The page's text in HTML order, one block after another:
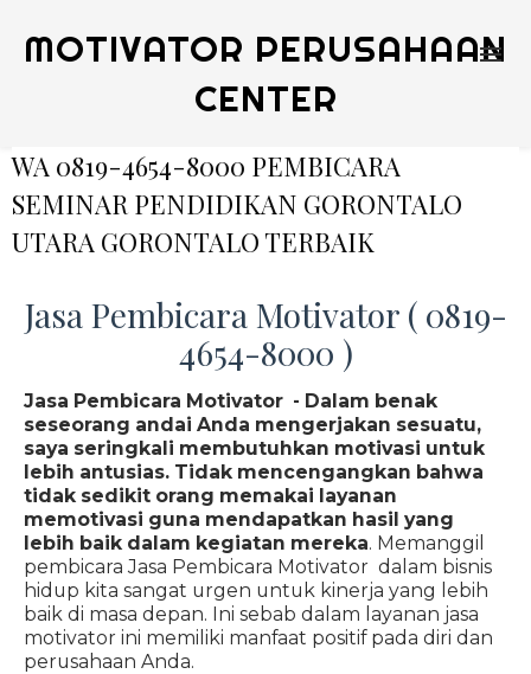
MOTIVATOR PERUSAHAAN
CENTER
WA 0819-4654-8000 PEMBICARA
SEMINAR PENDIDIKAN GORONTALO
UTARA GORONTALO TERBAIK
Jasa Pembicara Motivator ( 0819-
4654-8000 )
Jasa Pembicara Motivator - Dalam benak
seseorang andai Anda mengerjakan sesuatu,
saya seringkali membutuhkan motivasi untuk
lebih antusias. Tidak mencengangkan bahwa
tidak sedikit orang memakai layanan
memotivasi guna mendapatkan hasil yang
lebih baik dalam kegiatan mereka. Memanggil
pembicara Jasa Pembicara Motivator dalam bisnis
hidup kita sangat urgen untuk kinerja yang lebih
baik di masa depan. Ini sebab dalam layanan jasa
motivator ini memiliki manfaat positif pada diri dan
perusahaan Anda.